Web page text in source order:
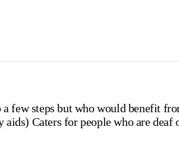
few steps but who would benefit
Caters for people who are deaf